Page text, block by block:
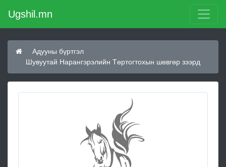
Ugshil.mn
Адууны бүртгэл
Шувуутай Нарангэрэлийн Төртогтохын шөвгөр зээрд